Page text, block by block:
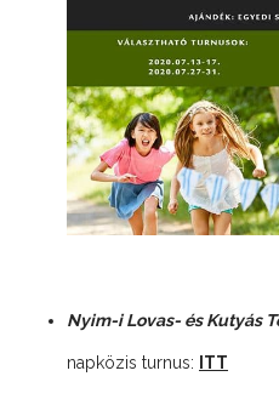
Nyim-i Lovas- és Kutyás
napközis turnus: ITT